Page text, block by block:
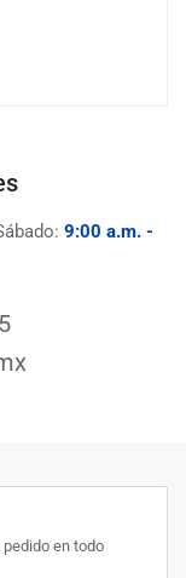
9:00 a.m. -
pedido en todo